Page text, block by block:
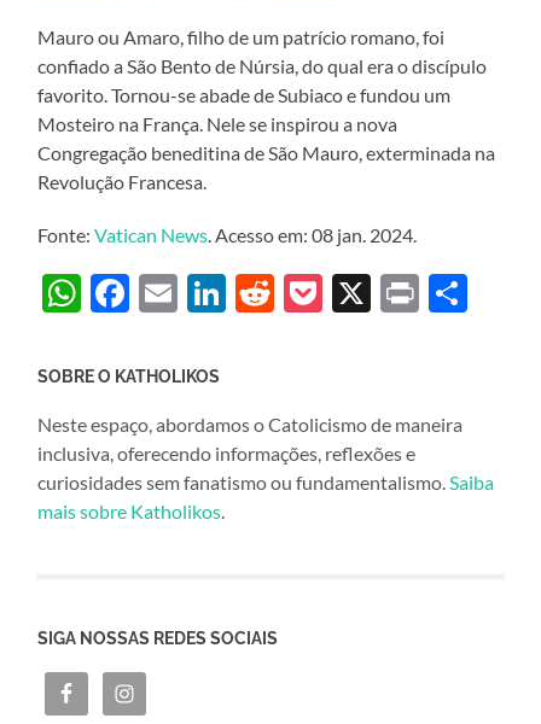
Mauro ou Amaro, filho de um patrício romano, foi
confiado a São Bento de Núrsia, do qual era o discípulo
favorito. Tornou-se abade de Subiaco e fundou um
Mosteiro na França. Nele se inspirou a nova
Congregação beneditina de São Mauro, exterminada na
Revolução Francesa.
Fonte:Vatican News. Acesso em: 08 jan. 2024.
WhatsApp
Facebook
EmailLinkedIn
Reddit
Pocket
X Print
SOBRE O KATHOLIKOS
Neste espaço, abordamos o Catolicismo de maneira
inclusiva, oferecendo informações, reflexões e
curiosidades sem fanatismo ou fundamentalismo.Saiba
mais sobre Katholikos.
SIGA NOSSAS REDES SOCIAIS